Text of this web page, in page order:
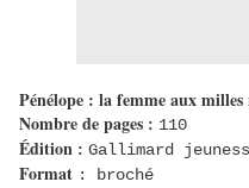
Pénélope : la femme aux
Nombre de pages : 110
Édition : Gallimard
Format : broché